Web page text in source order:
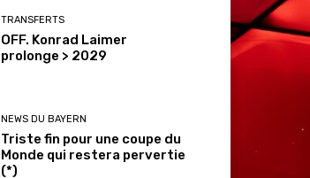
TRANSFERTS
OFF. Konrad Laimer
prolonge > 2029
NEWS DU BAYERN
Triste fin pour une coupe du
Monde qui restera pervertie
(*)